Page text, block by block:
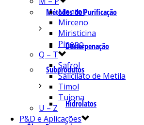
Métodos de Purificação
Desterpenação
Subprodutos
Hidrolatos
Mentol
Mirceno
Miristicina
Pineno
Q – T
Safrol
Salicilato de Metila
Timol
Tujona
U – Z
P&D e Aplicações